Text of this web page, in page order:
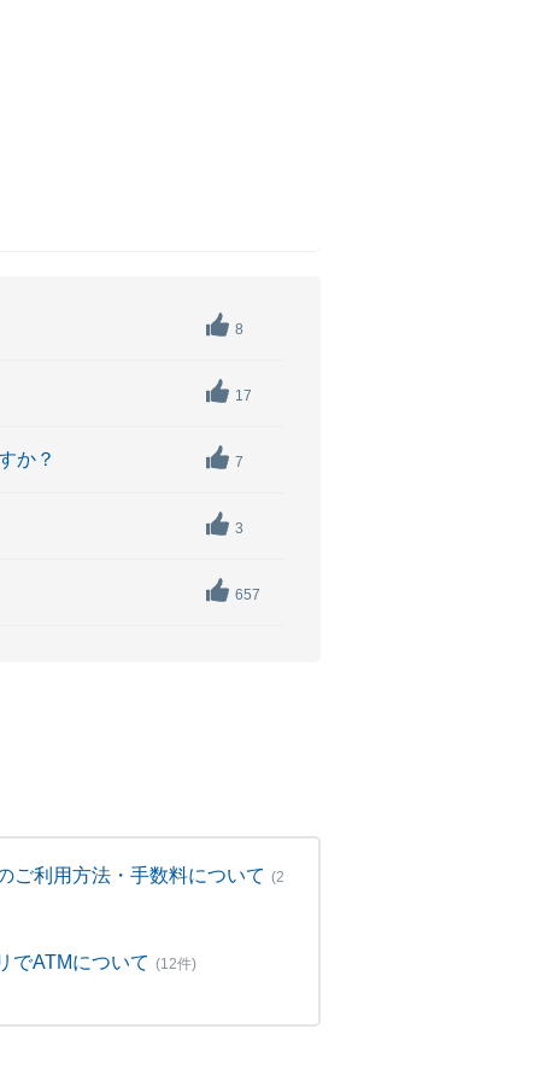
8
17
か？ 7
3
657
ご利用方法・手数料について (2
でATMについて (12件)